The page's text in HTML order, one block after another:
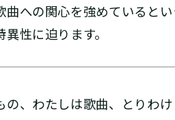
への関心を強めていると
性に迫ります。
、わたしは歌曲、とりわ